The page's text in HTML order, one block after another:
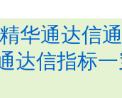
华通达信
达信指标